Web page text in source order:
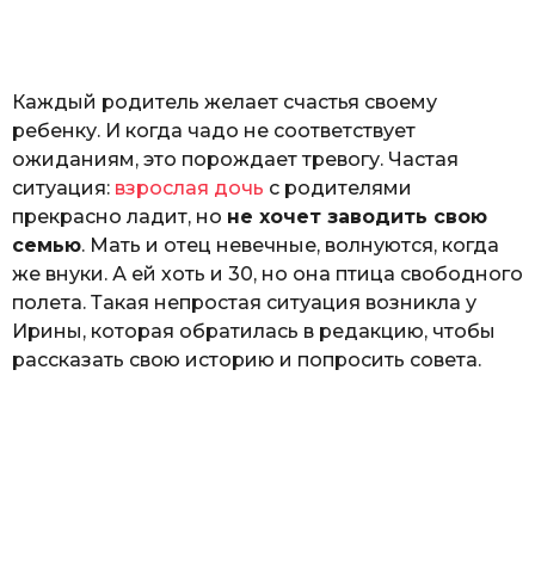
Каждый родитель желает счастья своему
ребенку. И когда чадо не соответствует
ожиданиям, это порождает тревогу. Частая
ситуация: взрослая дочь с родителями
прекрасно ладит, но не хочет заводить свою
семью. Мать и отец невечные, волнуются, когда
же внуки. А ей хоть и 30, но она птица свободного
полета. Такая непростая ситуация возникла у
Ирины, которая обратилась в редакцию, чтобы
рассказать свою историю и попросить совета.